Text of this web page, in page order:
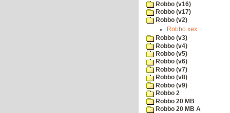
Robbo (v16)
Robbo (v17)
Robbo (v2)
Robbo.xex
Robbo (v3)
Robbo (v4)
Robbo (v5)
Robbo (v6)
Robbo (v7)
Robbo (v8)
Robbo (v9)
Robbo 2
Robbo 20 MB
Robbo 20 MB A